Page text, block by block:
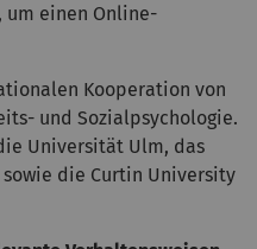
um einen Online-
Kooperation von
und Sozialpsychologie.
Universität Ulm, das
sowie die Curtin University